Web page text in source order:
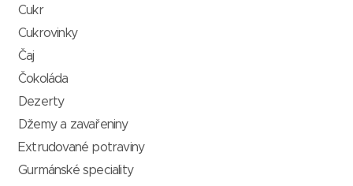
Cukr
Cukrovinky
Čaj
Čokoláda
Dezerty
Džemy a zavařeniny
Extrudované potraviny
Gurmánské speciality